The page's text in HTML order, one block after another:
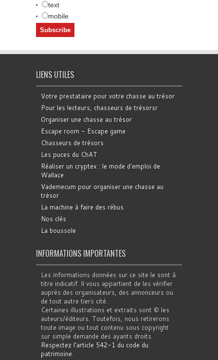
text
mobile
LIENS UTILES
Votre prestataire pour votre chasse au trésor
Pour les lecteurs, chasseurs de trésorsr
Organiser une chasse au trésor
Escape room - Escape game
Chasseurs de trésors
Les puces du ChAT
Réaliser un cryptex : le mode d'emploi de
Wallace
Vademecum pour organiser une chasse au
trésor
La machine à faire des rébus
Nos clés
La boussole
INFORMATIONS IMPORTANTES
Les informations données sur ce site le sont à
titre indicatif. Il vous appartient de les vérifier
auprès des organisateurs, des annonceurs ou
de tout autre tiers cité.
Certaines illustrations et extraits sont © les
auteurs/éditeurs. Toutefois, nous retirerons
toute image ou tout contenu sous copyright
sur simple demande des ayants droits.
Respectez l'article 542-1 du code du
patrimoine.